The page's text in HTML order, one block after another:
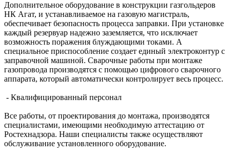
Дополнительное оборудование в конструкции газгольдеров
НК Агат, и устанавливаемое на газовую магистраль,
обеспечивает безопасность процесса заправки. При установке
каждый резервуар надежно заземляется, что исключает
возможность поражения блуждающими токами. А
специальное приспособление создает единый электроконтур с
заправочной машиной. Сварочные работы при монтаже
газопровода производятся с помощью цифрового сварочного
аппарата, который автоматически контролирует весь процесс.
- Квалифицированный персонал
Все работы, от проектирования до монтажа, производятся
специалистами, имеющими необходимую аттестацию от
Ростехнадзора. Наши специалисты также осуществляют
обслуживание установленного оборудование.